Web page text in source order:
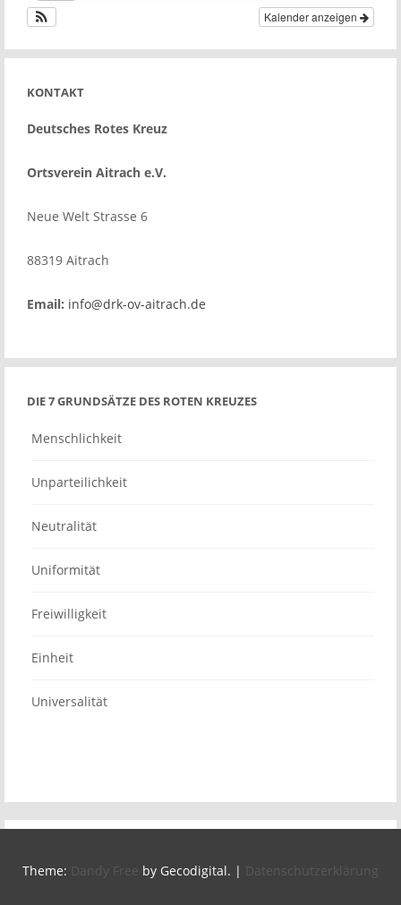
Kalender anzeigen
KONTAKT
Deutsches Rotes Kreuz
Ortsverein Aitrach e.V.
Neue Welt Strasse 6
88319 Aitrach
Email: info@drk-ov-aitrach.de
DIE 7 GRUNDSÄTZE DES ROTEN KREUZES
Menschlichkeit
Unparteilichkeit
Neutralität
Uniformität
Freiwilligkeit
Einheit
Universalität
Theme: Dandy Free by Gecodigital. | Datenschutzerklärung